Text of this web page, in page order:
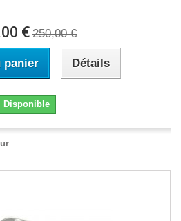
€ 250,00 €
panier Détails
Disponible